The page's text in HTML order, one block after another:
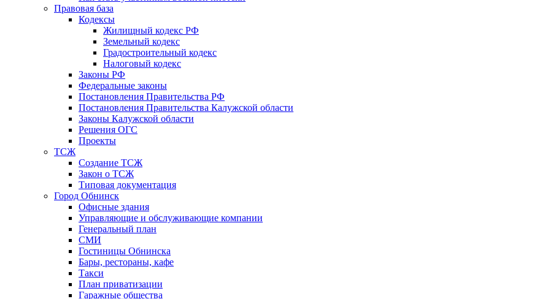
Правовая база
Кодексы
Жилищный кодекс РФ
Земельный кодекс
Градостроительный кодекс
Налоговый кодекс
Законы РФ
Федеральные законы
Постановления Правительства РФ
Постановления Правительства Калужской области
Законы Калужской области
Решения ОГС
Проекты
ТСЖ
Создание ТСЖ
Закон о ТСЖ
Типовая документация
Город Обнинск
Офисные здания
Управляющие и обслуживающие компании
Генеральный план
СМИ
Гостиницы Обнинска
Бары, рестораны, кафе
Такси
План приватизации
Гаражные общества